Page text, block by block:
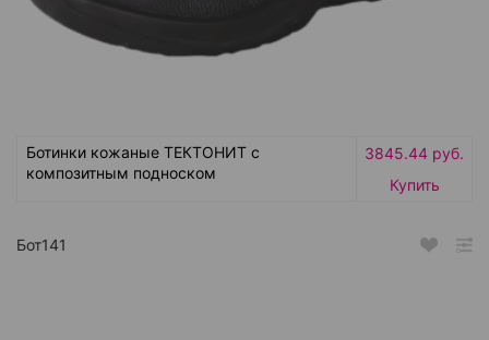
Ботинки кожаные ТЕКТОНИТ с
композитным подноском
3845.44 руб.
Купить
Бот141